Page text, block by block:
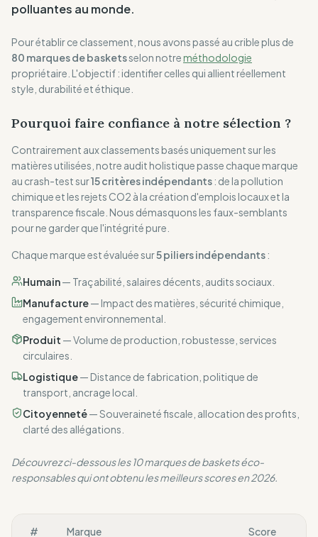
polluantes au monde.
Pour établir ce classement, nous avons passé au crible plus de
80 marques de basketsselon notreméthodologie
propriétaire. L'objectif : identifier celles qui allient réellement
style, durabilité et éthique.
Pourquoi faire confiance à notre sélection ?
Contrairement aux classements basés uniquement sur les
matières utilisées, notre audit holistique passe chaque marque
au crash-test sur15 critères indépendants : de la pollution
chimique et les rejets CO2 à la création d'emplois locaux et la
transparence fiscale. Nous démasquons les faux-semblants
pour ne garder que l'intégrité pure.
Chaque marque est évaluée sur5 piliers indépendants :
Humain— Traçabilité, salaires décents, audits sociaux.
Manufacture— Impact des matières, sécurité chimique,
engagement environnemental.
Produit —Volume de production, robustesse, services
circulaires.
Logistique— Distance de fabrication, politique de
transport, ancrage local.
Citoyenneté—Souveraineté fiscale, allocation des profits,
clarté des allégations.
Découvrez ci-dessous les 10 marques de baskets éco-
responsables qui ont obtenu les meilleurs scores en 2026.
# Marque Score